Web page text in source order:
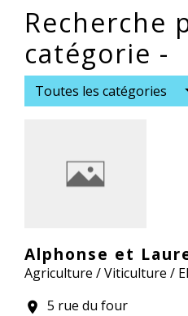
Recherche
catégorie -
Toutes les catégories
Alphonse et
Agriculture / Viticulture /
location_on 5 rue du four